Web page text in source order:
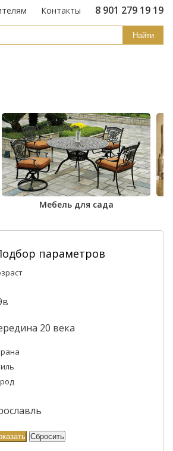
Контакты 8 901 279 19 19
Найти
Мебель для сада
параметров
20 века